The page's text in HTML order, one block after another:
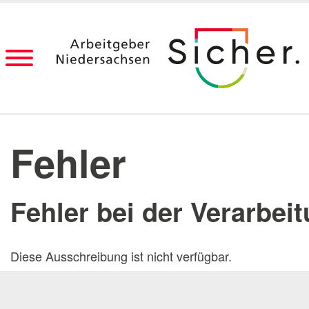
Startseite
Berufsvorbereitung nach dem Studium
Dienststellen
Messen
Berufe-Übersicht
Fehler
Fehler bei der
Diese Ausschreibung ist nicht verfügbar.